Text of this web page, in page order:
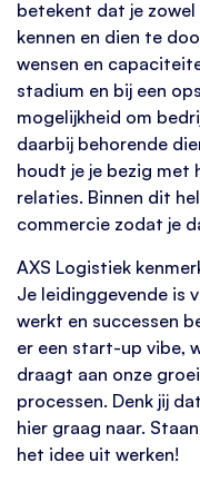
betekent dat je zowel
kennen en dien te
wensen en
stadium en bij een
mogelijkheid om
daarbij behorende
houdt je je bezig met
relaties. Binnen dit
commercie zodat je
AXS Logistiek
Je leidinggevende is
werkt en successen
er een start-up vibe,
draagt aan onze
processen. Denk jij
hier graag naar.
het idee uit werken!